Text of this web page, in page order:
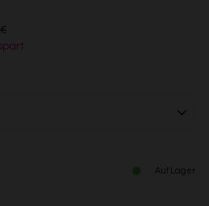
€69,00
Auf Lager